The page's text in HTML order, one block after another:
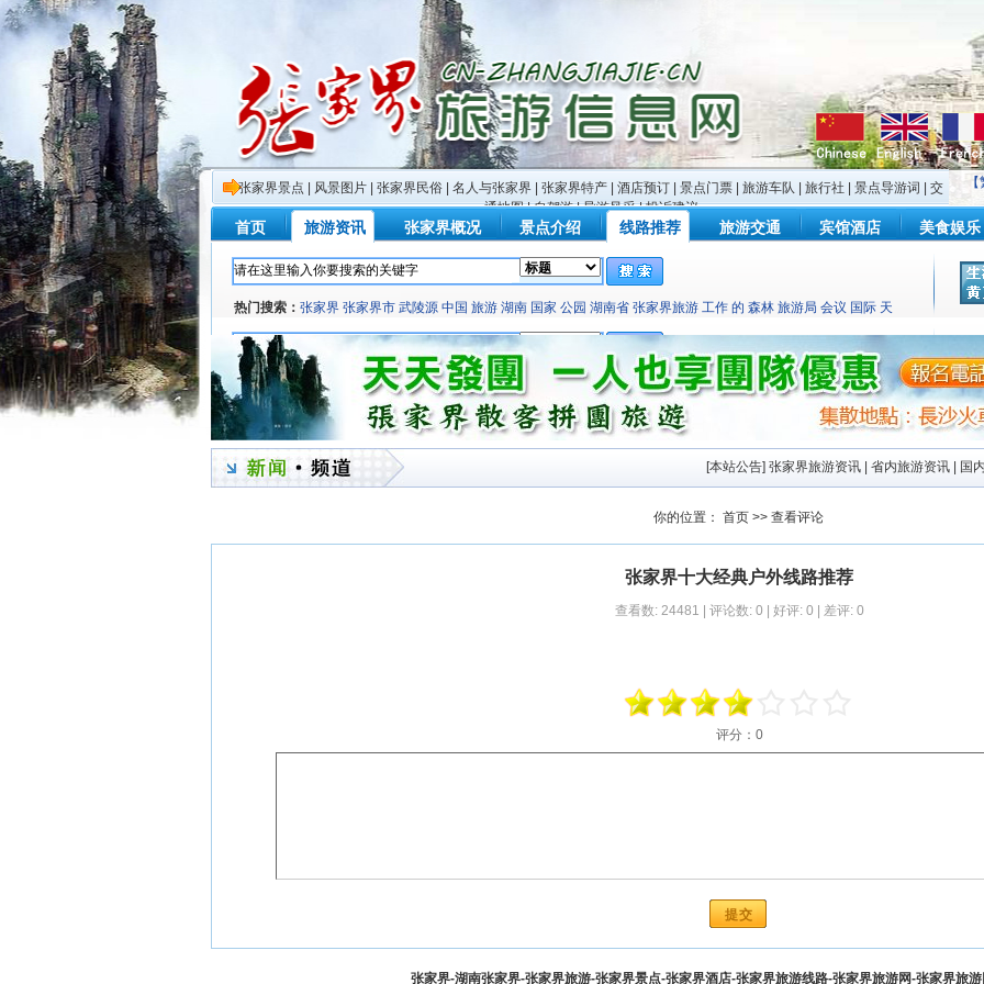
张家界景点 风景图片 张家界民俗 名人与张家界 张家界特产 酒店预订 景点门票 旅游车队 旅行社 景点导游词
交
通地图|自驾游|导游风采|投诉建议
首页 旅游资讯 张家界概况 景点介绍 线路推荐 旅游交通 宾馆酒店 美食娱乐
热门搜索： 张家界 张家界市 武陵源 中国 旅游 湖南 国家 公园 湖南省 张家界旅游 工作 的 森林 旅游局 会议 国际 天
门山 旅行社 座谈会 活动 黄龙洞 北京 美国 慈利县 中国游客 旅游业 长沙 张家界旅游网 黄金周 黄石 工程
旅游节
主题 中国旅游 项目 韩国 桑植县
日本
热门搜索：张家界 张家界市 武陵源 中国 旅游 湖南 国家 公园 湖南省 张家界旅游 工作 的 森林 旅游局 会议 国际 天
门山 旅行社 座谈会 活动 黄龙洞 北京 美国 慈利县 中国游客 旅游业 黄石 黄金周
[本站公告] 张家界旅游资讯 省内旅游资讯 国
你的位置： 首页>> 查看评论
张家界十大经典户外线路推荐
查看数: 24481 | 评论数: 0 | 好评: 0 | 差评: 0
评分： 0
张家界-湖南张家界-张家界旅游-张家界景点-张家界酒店-张家界旅游线路-张家界旅游网-张家界旅